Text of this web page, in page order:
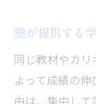
塾が提供する
同じ教材やカ
よって成績の
由は、集中し